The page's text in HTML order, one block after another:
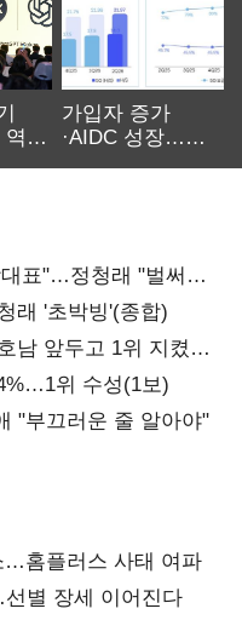
역대
가입자 증가
·AIDC 성장…
표"…정청래 "벌써
래 '초박빙'(종합)
남 앞두고 1위 지켰다
위 수성(1보)
"부끄러운 줄 알아야"
…홈플러스 사태 여파
별 장세 이어진다